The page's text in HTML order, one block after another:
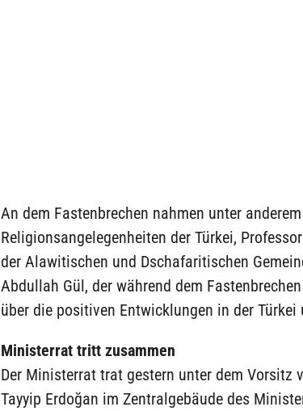
An dem Fastenbrechen nahmen unter
Religionsangelegenheiten der Türkei,
der Alawitischen und Dschafaritischen
Abdullah Gül, der während dem
über die positiven Entwicklungen in der
Ministerrat tritt zusammen
Der Ministerrat trat gestern unter dem Vorsitz
Tayyip Erdoğan im Zentralgebäude des